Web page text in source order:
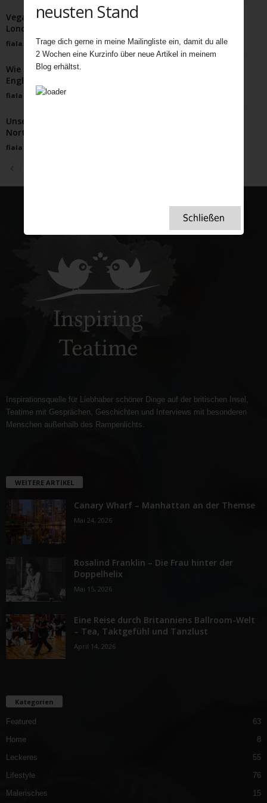
Vegane Lavendelkekse – inspiriert von Lavendelfeldern
Londons
fiala Juni 16, 2025
Wie das genügsame Moos unzählige Menschenleben in
England rettete …
fiala April 6, 2022
Unser schönster Afternoon Tea im Langley Castle,
Northumberland
fiala
Inspirationsquelle für Liebhaber schöner Dinge auf der britischen Insel,
Teatime mit Gesprächen, Geschichten und Interviews mit besonderen
Menschen außerhalb des Rampenlichts.
WEITERE ARTIKEL
Canary Wharf – Manhattan an der Themse
Mai 24, 2026
Rosalind Franklin – Die Frau hinter der
Doppelhelix
Mai 15, 2026
Eine Reise durch Britanniens Ballroom-Welt
– Tea, Taktgefühl und Tanzlust
April 14, 2026
Kategorien
Featured
63
Home
8
Leckeres
55
Lifestyle
76
Malerisches
15
neusten Stand
Trage dich gerne in meine Mailingliste ein, damit du alle
2 Wochen eine Kurzinfo über neue Artikel in meinem
Blog erhältst.